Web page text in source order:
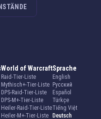
World of Warcraft
Raid-Tier-Liste
Mythisch+-Tier-Liste
DPS-Raid-Tier-Liste
DPS-M+-Tier-Liste
Heiler-Raid-Tier-Liste
Heiler-M+-Tier-Liste
Sprache
English
Русский
Español
Türkçe
Tiếng Việt
Deutsch